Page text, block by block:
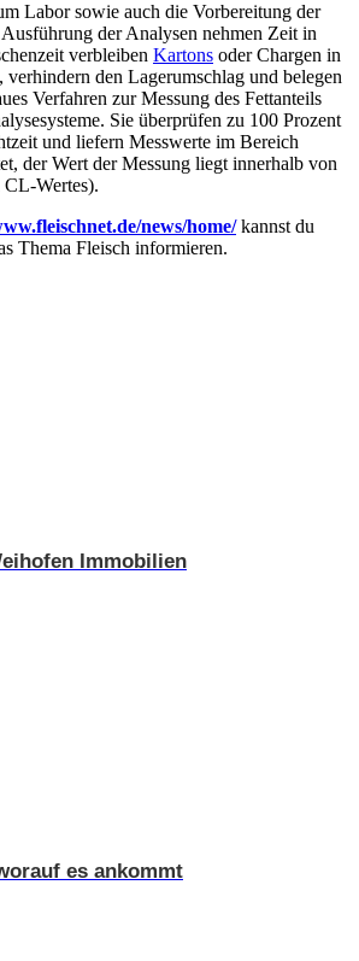
Labor sowie auch die Vorbereitung der
der Analysen nehmen Zeit in
verbleiben Kartons oder Chargen in
verhindern den Lagerumschlag und belegen
Verfahren zur Messung des Fettanteils
Sie überprüfen zu 100 Prozent
und liefern Messwerte im Bereich
der Wert der Messung liegt innerhalb von
CL-Wertes).
news/home/kannst du
Thema Fleisch informieren.
Immobilien
es ankommt